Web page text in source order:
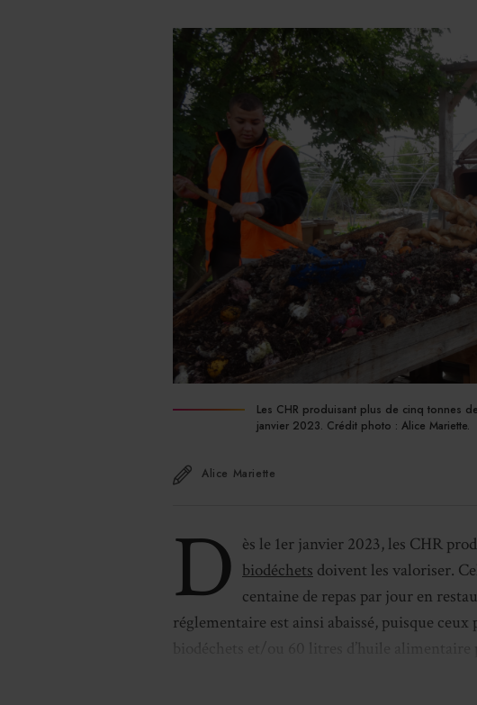
Les CHR produisant plus de cinq tonnes
janvier 2023. Crédit photo : Alice Mariette.
Alice Mariette
D ès le 1er janvier 2023, les CHR
biodéchets doivent les valoriser.
centaine de repas par jour en
réglementaire est ainsi abaissé, puisque
biodéchets et/ou 60 litres d’huile